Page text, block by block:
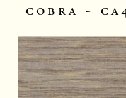
cobra -